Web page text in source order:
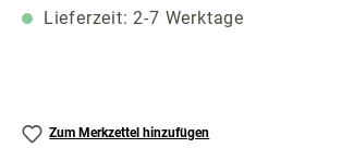
Lieferzeit: 2-7 Werktage
Zum Merkzettel hinzufügen